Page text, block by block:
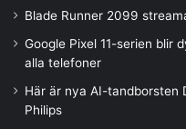
Blade Runner 2099
Google Pixel 11-serien blir
alla telefoner
Här är nya AI-tandborsten
Philips